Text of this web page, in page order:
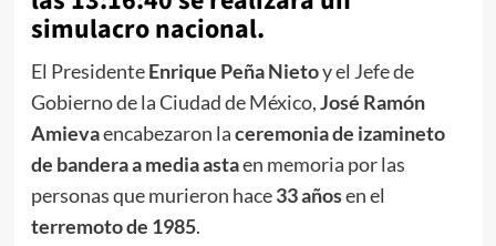
simulacro nacional.
El PresidenteEnrique Peña Nietoy el Jefe de
Gobierno de la Ciudad de México,José Ramón
Amievaencabezaron laceremonia de izamineto
de bandera a media astaen memoria por las
personas que murieron hace33 añosen el
terremoto de 1985.